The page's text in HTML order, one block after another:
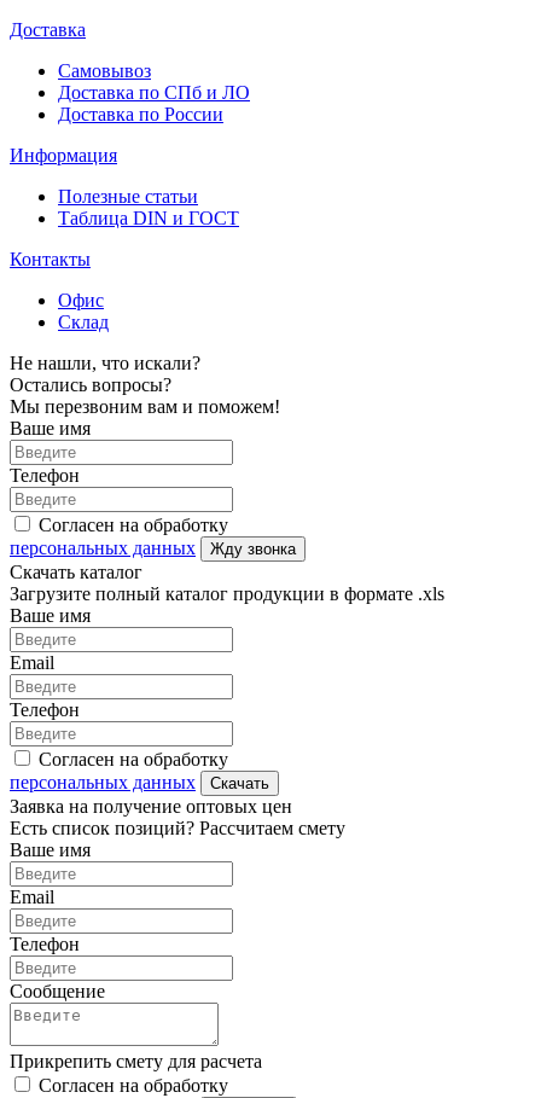
Доставка
Самовывоз
Доставка по СПб и ЛО
Доставка по России
Информация
Полезные статьи
Таблица DIN и ГОСТ
Контакты
Офис
Склад
Не нашли, что искали?
Остались вопросы?
Мы перезвоним вам и поможем!
Ваше имя
Телефон
Согласен на обработку
персональных данных
Жду звонка
Скачать каталог
Загрузите полный каталог продукции в формате .xls
Ваше имя
Email
Телефон
Согласен на обработку
персональных данных
Скачать
Заявка на получение оптовых цен
Есть список позиций? Рассчитаем смету
Ваше имя
Email
Телефон
Сообщение
Прикрепить смету для расчета
Согласен на обработку